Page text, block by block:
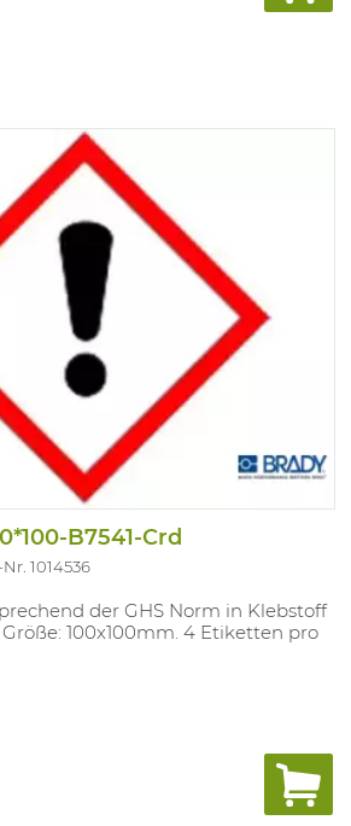
B7541-Crd
1014536
der GHS Norm in Klebstoff
100x100mm. 4 Etiketten pro